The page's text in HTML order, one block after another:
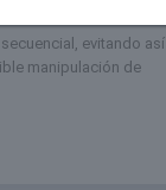
evitando así
manipulación de